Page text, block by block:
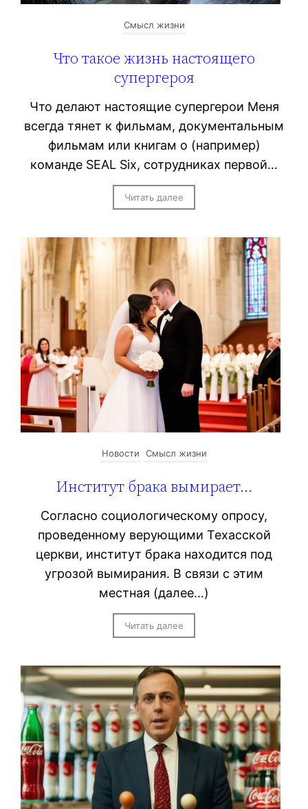
Смысл жизни
Что такое жизнь настоящего
супергероя
Что делают настоящие супергерои Меня
всегда тянет к фильмам, документальным
фильмам или книгам о (например)
команде SEAL Six, сотрудниках первой…
Читать далее
Новости Смысл жизни
Институт брака вымирает…
Согласно социологическому опросу,
проведенному верующими Техасской
церкви, институт брака находится под
угрозой вымирания. В связи с этим
местная (далее…)
Читать далее